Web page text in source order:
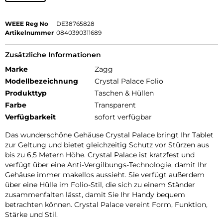
WEEE Reg No
DE38765828
Artikelnummer 0840390311689
Zusätzliche Informationen
Marke
Zagg
Modellbezeichnung
Crystal Palace Folio
Produkttyp
Taschen & Hüllen
Farbe
Transparent
Verfügbarkeit
sofort verfügbar
Das wunderschöne Gehäuse Crystal Palace bringt Ihr Tablet
zur Geltung und bietet gleichzeitig Schutz vor Stürzen aus
bis zu 6,5 Metern Höhe. Crystal Palace ist kratzfest und
verfügt über eine Anti-Vergilbungs-Technologie, damit Ihr
Gehäuse immer makellos aussieht. Sie verfügt außerdem
über eine Hülle im Folio-Stil, die sich zu einem Ständer
zusammenfalten lässt, damit Sie Ihr Handy bequem
betrachten können. Crystal Palace vereint Form, Funktion,
Stärke und Stil.